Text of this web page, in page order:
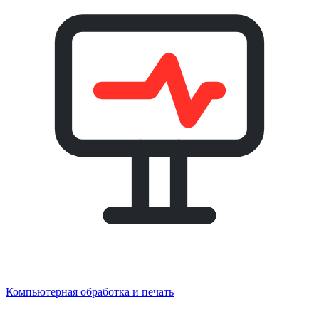
Компьютерная обработка и печать